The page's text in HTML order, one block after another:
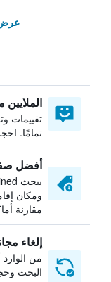
عرض
الملايين
تقييمات
تمامًا.
أفضل
ومكان
مقارنة
إلغاء
من
البحث